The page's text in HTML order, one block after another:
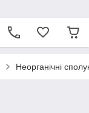
Неорганічні